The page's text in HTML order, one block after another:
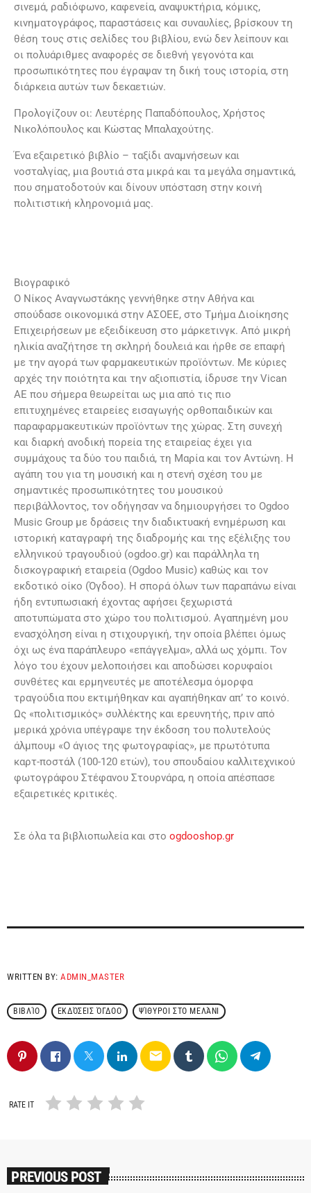
σινεμά, ραδιόφωνο, καφενεία, αναψυκτήρια, κόμικς,
κινηματογράφος, παραστάσεις και συναυλίες, βρίσκουν τη
θέση τους στις σελίδες του βιβλίου, ενώ δεν λείπουν και
οι πολυάριθμες αναφορές σε διεθνή γεγονότα και
προσωπικότητες που έγραψαν τη δική τους ιστορία, στη
διάρκεια αυτών των δεκαετιών.
Προλογίζουν οι: Λευτέρης Παπαδόπουλος, Χρήστος
Νικολόπουλος και Κώστας Μπαλαχούτης.
Ένα εξαιρετικό βιβλίο – ταξίδι αναμνήσεων και
νοσταλγίας, μια βουτιά στα μικρά και τα μεγάλα σημαντικά,
που σηματοδοτούν και δίνουν υπόσταση στην κοινή
πολιτιστική κληρονομιά μας.
Βιογραφικό
Ο Νίκος Αναγνωστάκης γεννήθηκε στην Αθήνα και
σπούδασε οικονομικά στην ΑΣΟΕΕ, στο Τμήμα Διοίκησης
Επιχειρήσεων με εξειδίκευση στο μάρκετινγκ. Από μικρή
ηλικία αναζήτησε τη σκληρή δουλειά και ήρθε σε επαφή
με την αγορά των φαρμακευτικών προϊόντων. Με κύριες
αρχές την ποιότητα και την αξιοπιστία, ίδρυσε την Vican
ΑΕ που σήμερα θεωρείται ως μια από τις πιο
επιτυχημένες εταιρείες εισαγωγής ορθοπαιδικών και
παραφαρμακευτικών προϊόντων της χώρας. Στη συνεχή
και διαρκή ανοδική πορεία της εταιρείας έχει για
συμμάχους τα δύο του παιδιά, τη Μαρία και τον Αντώνη. Η
αγάπη του για τη μουσική και η στενή σχέση του με
σημαντικές προσωπικότητες του μουσικού
περιβάλλοντος, τον οδήγησαν να δημιουργήσει το Ogdoo
Music Group με δράσεις την διαδικτυακή ενημέρωση και
ιστορική καταγραφή της διαδρομής και της εξέλιξης του
ελληνικού τραγουδιού (ogdoo.gr) και παράλληλα τη
δισκογραφική εταιρεία (Ogdoo Music) καθώς και τον
εκδοτικό οίκο (Όγδοο). Η σπορά όλων των παραπάνω είναι
ήδη εντυπωσιακή έχοντας αφήσει ξεχωριστά
αποτυπώματα στο χώρο του πολιτισμού. Αγαπημένη μου
ενασχόληση είναι η στιχουργική, την οποία βλέπει όμως
όχι ως ένα παράπλευρο «επάγγελμα», αλλά ως χόμπι. Τον
λόγο του έχουν μελοποιήσει και αποδώσει κορυφαίοι
συνθέτες και ερμηνευτές με αποτέλεσμα όμορφα
τραγούδια που εκτιμήθηκαν και αγαπήθηκαν απ’ το κοινό.
Ως «πολιτισμικός» συλλέκτης και ερευνητής, πριν από
μερικά χρόνια υπέγραψε την έκδοση του πολυτελούς
άλμπουμ «Ο άγιος της φωτογραφίας», με πρωτότυπα
καρτ-ποστάλ (100-120 ετών), του σπουδαίου καλλιτεχνικού
φωτογράφου Στέφανου Στουρνάρα, η οποία απέσπασε
εξαιρετικές κριτικές.
Σε όλα τα βιβλιοπωλεία και στο ogdooshop.gr
WRITTEN BY:ADMIN_MASTER
ΒΙΒΛΊΟ ΕΚΔΌΣΕΙΣ ΌΓΔΟΟ ΨΊΘΥΡΟΙ ΣΤΟ ΜΕΛΆΝΙ
email
RATE IT
PREVIOUS POST